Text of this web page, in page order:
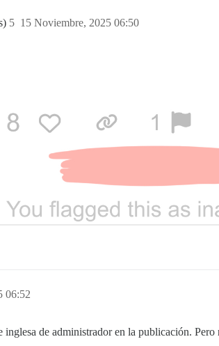
15 Noviembre, 2025 06:50
5
06:52
inglesa de administrador en la publicación.